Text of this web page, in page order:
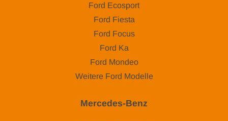
Ford Ecosport
Ford Fiesta
Ford Focus
Ford Ka
Ford Mondeo
Weitere Ford Modelle
Mercedes-Benz